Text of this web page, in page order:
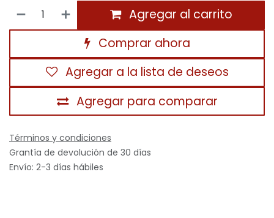
Agregar al carrito
Comprar ahora
Agregar para comparar
Agregar a la lista de deseos
Términos y condiciones
Grantía de devolución de 30 días
Envío: 2-3 días hábiles